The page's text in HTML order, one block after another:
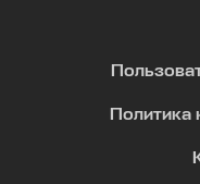
Политика